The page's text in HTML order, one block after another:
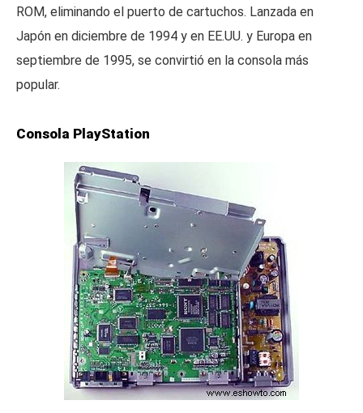
ROM, eliminando el puerto de cartuchos. Lanzada en
Japón en diciembre de 1994 y en EE.UU. y Europa en
septiembre de 1995, se convirtió en la consola más
popular.
Consola PlayStation